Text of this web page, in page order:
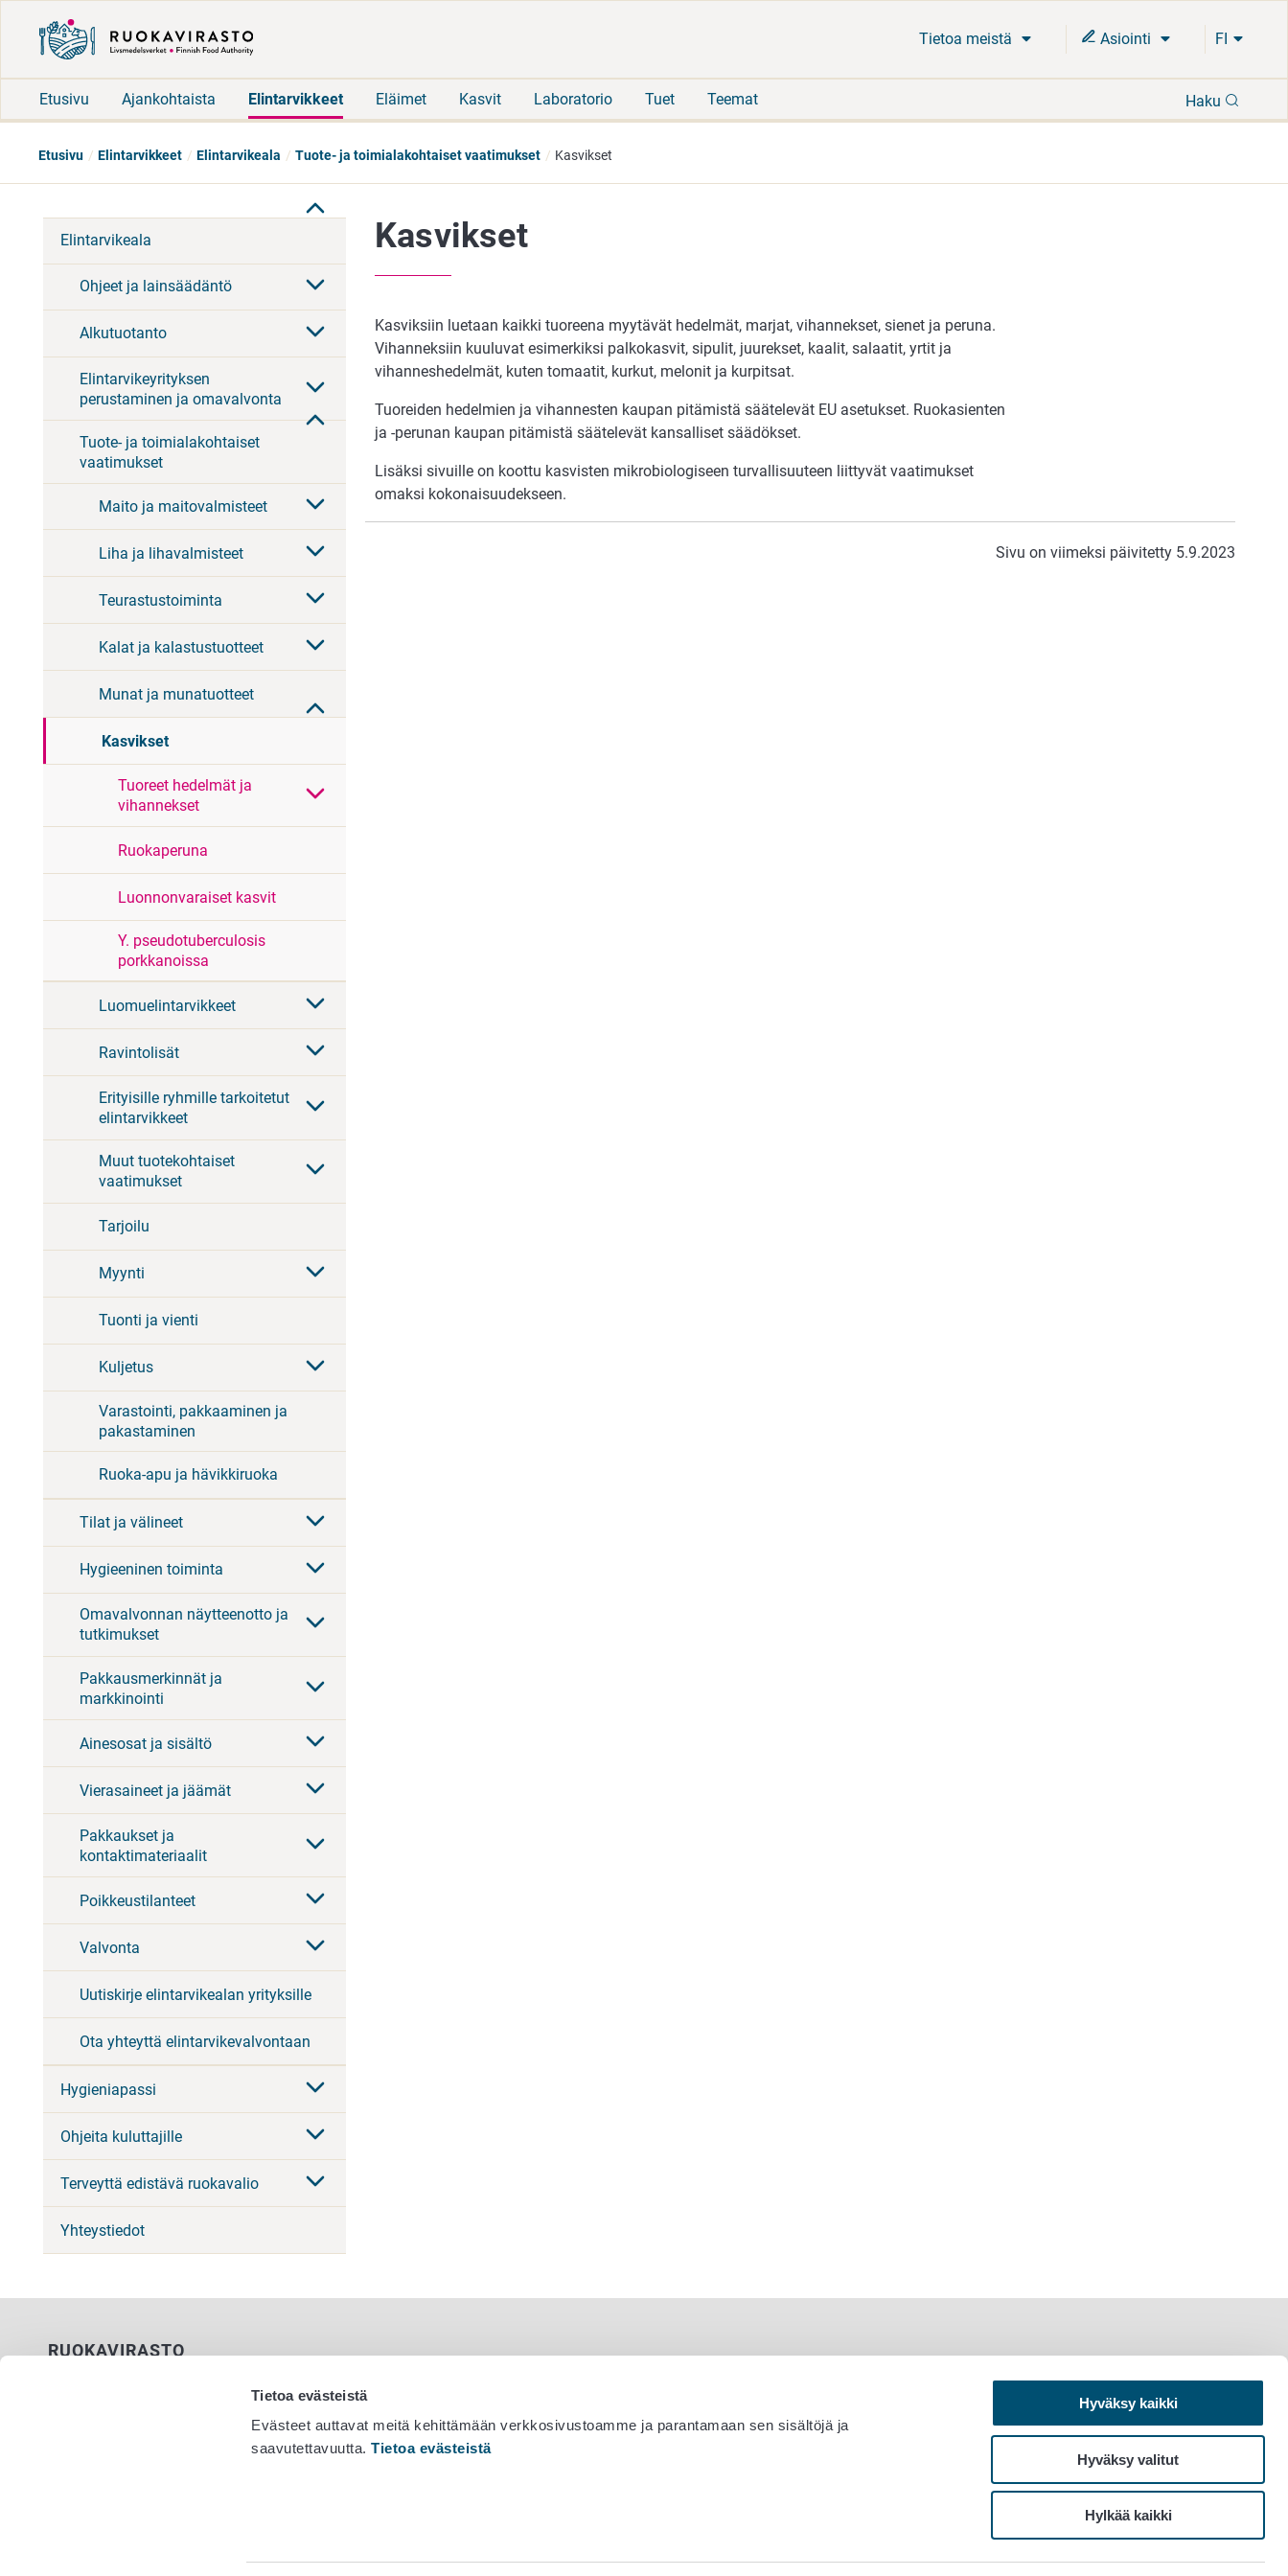
Tietoa evästeistä
Evästeet auttavat meitä kehittämään verkkosivustoamme ja parantamaan sen sisältöjä ja
saavutettavuutta.Tietoa evästeistä
Hyväksy kaikki
Hyväksy valitut
Hylkää kaikki
Tietoa meistä Asiointi FI
Etusivu Ajankohtaista Elintarvikkeet Eläimet Kasvit Laboratorio Tuet Teemat Haku
Etusivu Elintarvikkeet Elintarvikeala Tuote- ja toimialakohtaiset vaatimukset Kasvikset
Elintarvikeala
Ohjeet ja lainsäädäntö
Alkutuotanto
Elintarvikeyrityksen
perustaminen ja omavalvonta
Tuote- ja toimialakohtaiset
vaatimukset
Maito ja maitovalmisteet
Liha ja lihavalmisteet
Teurastustoiminta
Kalat ja kalastustuotteet
Munat ja munatuotteet
Kasvikset
Tuoreet hedelmät ja
vihannekset
Ruokaperuna
Luonnonvaraiset kasvit
Y. pseudotuberculosis
porkkanoissa
Luomuelintarvikkeet
Ravintolisät
Erityisille ryhmille tarkoitetut
elintarvikkeet
Muut tuotekohtaiset
vaatimukset
Tarjoilu
Myynti
Tuonti ja vienti
Kuljetus
Varastointi, pakkaaminen ja
pakastaminen
Ruoka-apu ja hävikkiruoka
Tilat ja välineet
Hygieeninen toiminta
Omavalvonnan näytteenotto ja
tutkimukset
Pakkausmerkinnät ja
markkinointi
Ainesosat ja sisältö
Vierasaineet ja jäämät
Pakkaukset ja
kontaktimateriaalit
Poikkeustilanteet
Valvonta
Uutiskirje elintarvikealan yrityksille
Ota yhteyttä elintarvikevalvontaan
Hygieniapassi
Ohjeita kuluttajille
Terveyttä edistävä ruokavalio
Yhteystiedot
Kasvikset
Kasviksiin luetaan kaikki tuoreena myytävät hedelmät, marjat, vihannekset, sienet ja peruna.
Vihanneksiin kuuluvat esimerkiksi palkokasvit, sipulit, juurekset, kaalit, salaatit, yrtit ja
vihanneshedelmät, kuten tomaatit, kurkut, melonit ja kurpitsat.
Tuoreiden hedelmien ja vihannesten kaupan pitämistä säätelevät EU asetukset. Ruokasienten
ja -perunan kaupan pitämistä säätelevät kansalliset säädökset.
Lisäksi sivuille on koottu kasvisten mikrobiologiseen turvallisuuteen liittyvät vaatimukset
omaksi kokonaisuudekseen.
Sivu on viimeksi päivitetty 5.9.2023
RUOKAVIRASTO